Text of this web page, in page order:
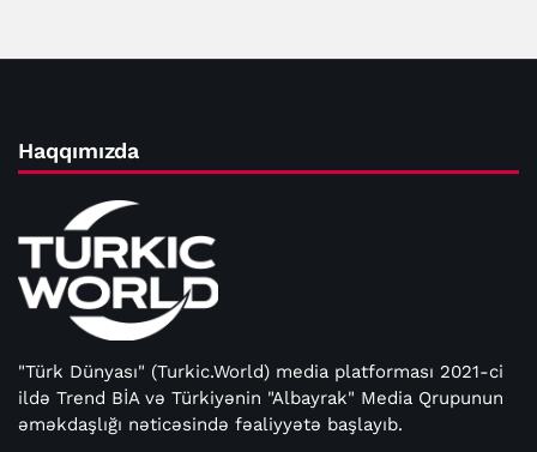
Haqqımızda
"Türk Dünyası" (Turkic.World) media platforması 2021-ci
ildə Trend BİA və Türkiyənin "Albayrak" Media Qrupunun
əməkdaşlığı nəticəsində fəaliyyətə başlayıb.